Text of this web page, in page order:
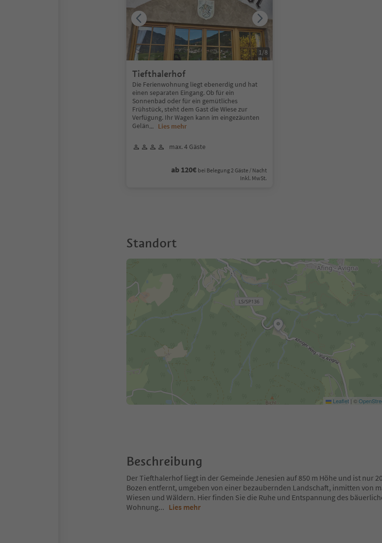
Tiefthalerhof
Die Ferienwohnung liegt ebenerdig und hat
einen separaten Eingang. Ob für ein
Sonnenbad oder für ein gemütliches
Frühstück, steht dem Gast die Wiese zur
Verfügung. Ihr Wagen kann im eingezäunten
Gelän... Lies mehr
max. 4 Gäste
ab 120€ bei Belegung 2 Gäste / Nacht
Inkl. MwSt.
1/8
Standort
Leaflet | ©
Beschreibung
Der Tiefthalerhof liegt in der Gemeinde Jenesien auf 850 m Höhe und ist nur
Bozen entfernt, umgeben von einer bezaubernden Landschaft, inmitten von
Wiesen und Wäldern. Hier finden Sie die Ruhe und Entspannung des
Wohnung... Lies mehr